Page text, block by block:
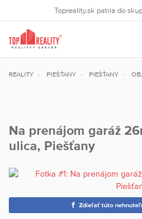
Topreality.sk patria do
REALITY PIEŠŤANY PIEŠŤANY
Na prenájom garáž
ulica, Piešťany
Zdieľať túto